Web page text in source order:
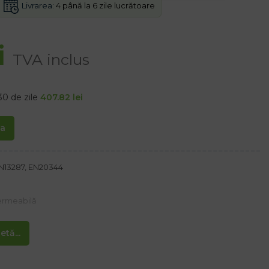
Livrarea: 4 până la 6 zile lucrătoare
TVA inclus
de zile 407.82 lei
EN20344
asigură respirabilitate, previne frecarea